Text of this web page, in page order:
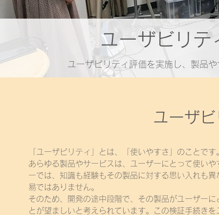
ユーザビリテ
ユーザビリティ評価を実施し、製品
ユーザ
「ユーザビリティ」とは、「使いやすさ」のことです
あらゆる製品やサービスは、ユーザーにとって使い
ーでは、知識も経験もその製品に対する思い入れも
易ではありません。
そのため、開発の途中段階で、その製品がユーザー
とが望ましいと考えられています。この検証手続き